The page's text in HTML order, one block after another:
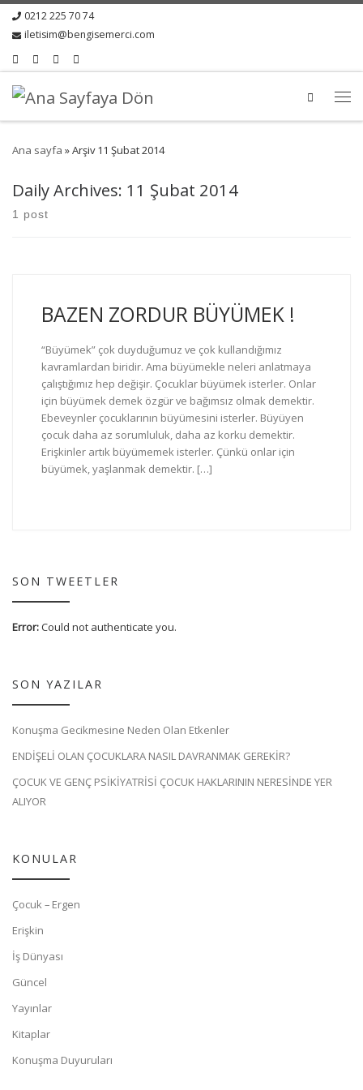
0212 225 70 74
iletisim@bengisemerci.com
Search
Ana sayfa »Arşiv 11 Şubat 2014
Daily Archives: 11 Şubat 2014
1 post
BAZEN ZORDUR BÜYÜMEK !
“Büyümek” çok duyduğumuz ve çok kullandığımız
kavramlardan biridir. Ama büyümekle neleri anlatmaya
çalıştığımız hep değişir. Çocuklar büyümek isterler. Onlar
için büyümek demek özgür ve bağımsız olmak demektir.
Ebeveynler çocuklarının büyümesini isterler. Büyüyen
çocuk daha az sorumluluk, daha az korku demektir.
Erişkinler artık büyümemek isterler. Çünkü onlar için
büyümek, yaşlanmak demektir. […]
SON TWEETLER
Error:Could not authenticate you.
SON YAZILAR
Konuşma Gecikmesine Neden Olan Etkenler
ENDİŞELİ OLAN ÇOCUKLARA NASIL DAVRANMAK GEREKİR?
ÇOCUK VE GENÇ PSİKİYATRİSİ ÇOCUK HAKLARININ NERESİNDE YER
ALIYOR
KONULAR
Çocuk – Ergen
Erişkin
İş Dünyası
Güncel
Yayınlar
Kitaplar
Konuşma Duyuruları